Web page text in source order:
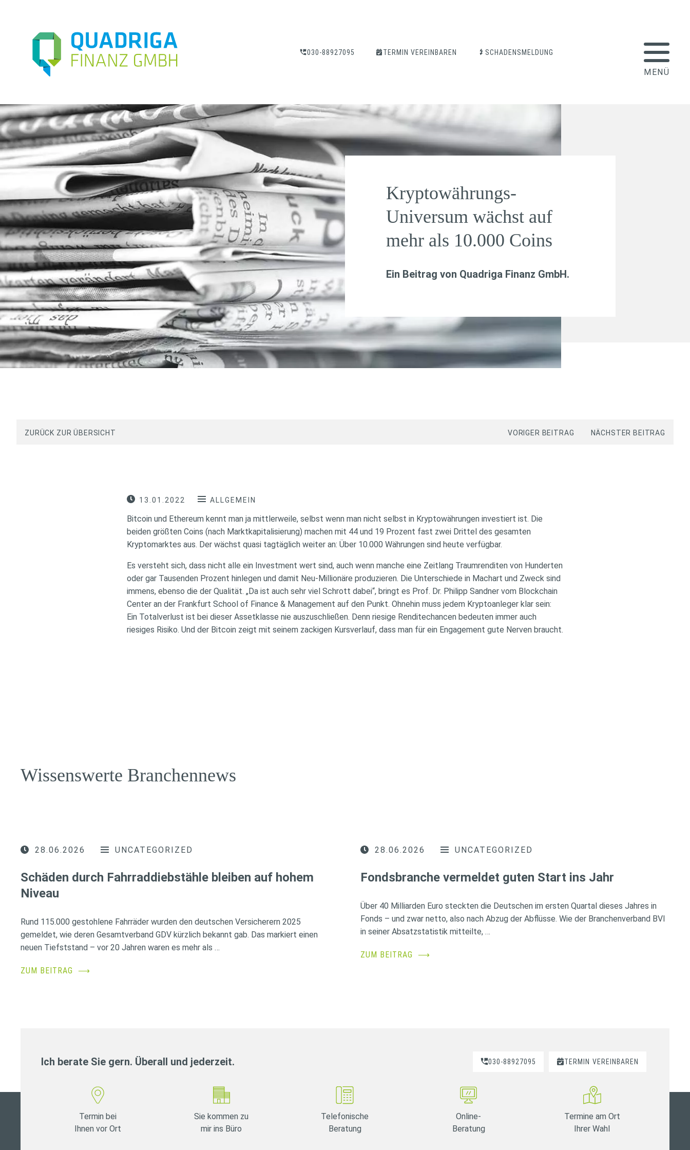
030-88927095 TERMIN VEREINBAREN SCHADENSMELDUNG
Kryptowährungs-
Universum wächst auf
mehr als 10.000 Coins
Ein Beitrag von Quadriga Finanz GmbH.
ZURÜCK ZUR ÜBERSICHT VORIGER BEITRAG NÄCHSTER BEITRAG
13.01.2022 ALLGEMEIN
Bitcoin und Ethereum kennt man ja mittlerweile, selbst wenn man nicht selbst in Kryptowährungen investiert ist. Die
beiden größten Coins (nach Marktkapitalisierung) machen mit 44 und 19 Prozent fast zwei Drittel des gesamten
Kryptomarktes aus. Der wächst quasi tagtäglich weiter an: Über 10.000 Währungen sind heute verfügbar.
Es versteht sich, dass nicht alle ein Investment wert sind, auch wenn manche eine Zeitlang Traumrenditen von Hunderten
oder gar Tausenden Prozent hinlegen und damit Neu-Millionäre produzieren. Die Unterschiede in Machart und Zweck sind
immens, ebenso die der Qualität. „Da ist auch sehr viel Schrott dabei“, bringt es Prof. Dr. Philipp Sandner vom Blockchain
Center an der Frankfurt School of Finance & Management auf den Punkt. Ohnehin muss jedem Kryptoanleger klar sein:
Ein Totalverlust ist bei dieser Assetklasse nie auszuschließen. Denn riesige Renditechancen bedeuten immer auch
riesiges Risiko. Und der Bitcoin zeigt mit seinem zackigen Kursverlauf, dass man für ein Engagement gute Nerven braucht.
Wissenswerte Branchennews
28.06.2026 UNCATEGORIZED
Schäden durch Fahrraddiebstähle bleiben auf hohem
Niveau
Rund 115.000 gestohlene Fahrräder wurden den deutschen Versicherern 2025
gemeldet, wie deren Gesamtverband GDV kürzlich bekannt gab. Das markiert einen
neuen Tiefststand – vor 20 Jahren waren es mehr als …
ZUM BEITRAG ⟶
28.06.2026 UNCATEGORIZED
Fondsbranche vermeldet guten Start ins Jahr
Über 40 Milliarden Euro steckten die Deutschen im ersten Quartal dieses Jahres in
Fonds – und zwar netto, also nach Abzug der Abflüsse. Wie der Branchenverband BVI
in seiner Absatzstatistik mitteilte, …
ZUM BEITRAG ⟶
Ich berate Sie gern. Überall und jederzeit. 030-88927095 TERMIN VEREINBAREN
Termin bei
Ihnen vor Ort
Sie kommen zu
mir ins Büro
Telefonische
Beratung
Online-
Beratung
Termine am Ort
Ihrer Wahl